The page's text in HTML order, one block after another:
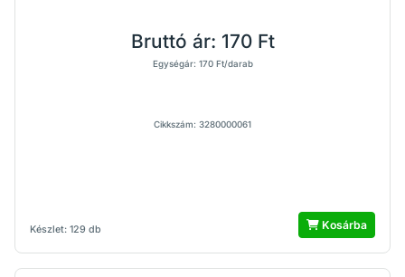
Készlet: 129 db
Bruttó ár: 170 Ft
Egységár: 170 Ft/darab
Cikkszám: 3280000061
Kosárba